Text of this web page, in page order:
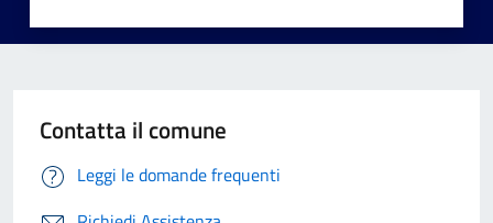
Contatta il comune
Leggi le domande frequenti